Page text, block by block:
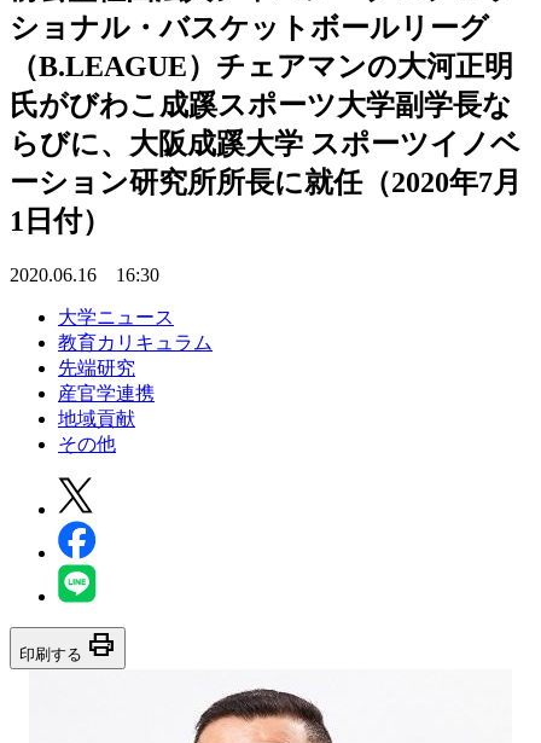
ショナル・バスケットボールリーグ
（B.LEAGUE）チェアマンの大河正明
氏がびわこ成蹊スポーツ大学副学長な
らびに、大阪成蹊大学 スポーツイノベ
ーション研究所所長に就任（2020年7月
1日付）
2020.06.16 16:30
大学ニュース
教育カリキュラム
先端研究
産官学連携
地域貢献
その他
印刷する print